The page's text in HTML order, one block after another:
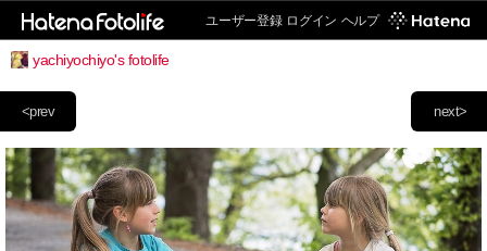
ユーザー登録 ログイン ヘルプ
yachiyochiyo's fotolife
next>
<prev